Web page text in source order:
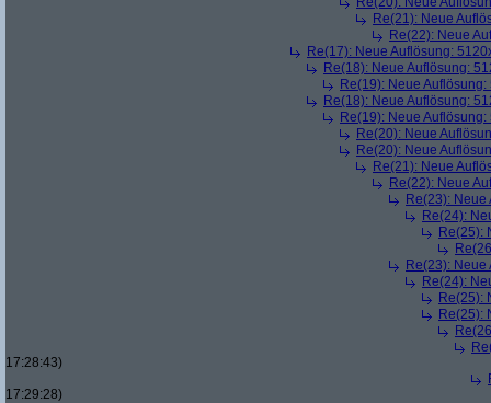
Re(21): Neue
Re(22): Neue
Re(17): Neue Auflösung:
Re(18): Neue Auflösung:
Re(19): Neue
Re(18): Neue Auflösung:
Re(19): Neue
Re(20): Neue
Re(20): Neue
Re(21): Neue
Re(22): Neue
Re(23):
Re(24):
Re(25):
Re(23):
Re(24):
Re(25):
Re(25):
17:28:43)
17:29:28)